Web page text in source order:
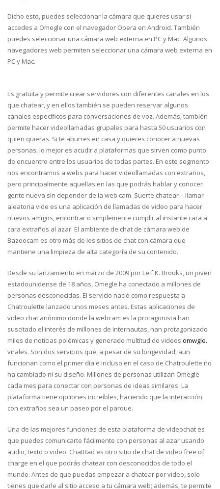
Dicho esto, puedes seleccionar la cámara que quieres usar si
accedes a Omegle con el navegador Opera en Android. También
puedes seleccionar una cámara web externa en PC y Mac. Algunos
navegadores web permiten seleccionar una cámara web externa en
PC y Mac.
Es gratuita y permite crear servidores con diferentes canales en los
que chatear, y en ellos también se pueden reservar algunos
canales específicos para conversaciones de voz. Además, también
permite hacer videollamadas grupales para hasta 50 usuarios con
quien quieras. Si te aburres en casa y quieres conocer a nuevas
personas, lo mejor es acudir a plataformas que sirven como punto
de encuentro entre los usuarios de todas partes. En este segmento
nos encontramos a webs para hacer videollamadas con extraños,
pero principalmente aquellas en las que podrás hablar y conocer
gente nueva sin depender de la web cam. Suerte chatear – llamar
aleatoria vide es una aplicación de llamadas de video para hacer
nuevos amigos, encontrar o simplemente cumplir al instante cara a
cara extraños al azar. El ambiente de chat de cámara web de
Bazoocam es otro más de los sitios de chat con cámara que
mantiene una limpieza de alta categoría de su contenido.
Desde su lanzamiento en marzo de 2009 por Leif K. Brooks, un joven
estadounidense de 18 años, Omegle ha conectado a millones de
personas desconocidas. El servicio nació como respuesta a
Chatroulette lanzado unos meses antes. Estas aplicaciones de
video chat anónimo donde la webcam es la protagonista han
suscitado el interés de millones de internautas, han protagonizado
miles de noticias polémicas y generado multitud de videos omwgle.
virales. Son dos servicios que, a pesar de su longevidad, aun
funcionan como el primer día e incluso en el caso de Chatroulette no
ha cambiado ni su diseño. Millones de personas utilizan Omegle
cada mes para conectar con personas de ideas similares. La
plataforma tiene opciones increíbles, haciendo que la interacción
con extraños sea un paseo por el parque.
Una de las mejores funciones de esta plataforma de videochat es
que puedes comunicarte fácilmente con personas al azar usando
audio, texto o video. ChatRad es otro sitio de chat de video free of
charge en el que podrás chatear con desconocidos de todo el
mundo. Antes de que puedas empezar a chatear por video, solo
tienes que darle al sitio acceso a tu cámara web; además, te permite